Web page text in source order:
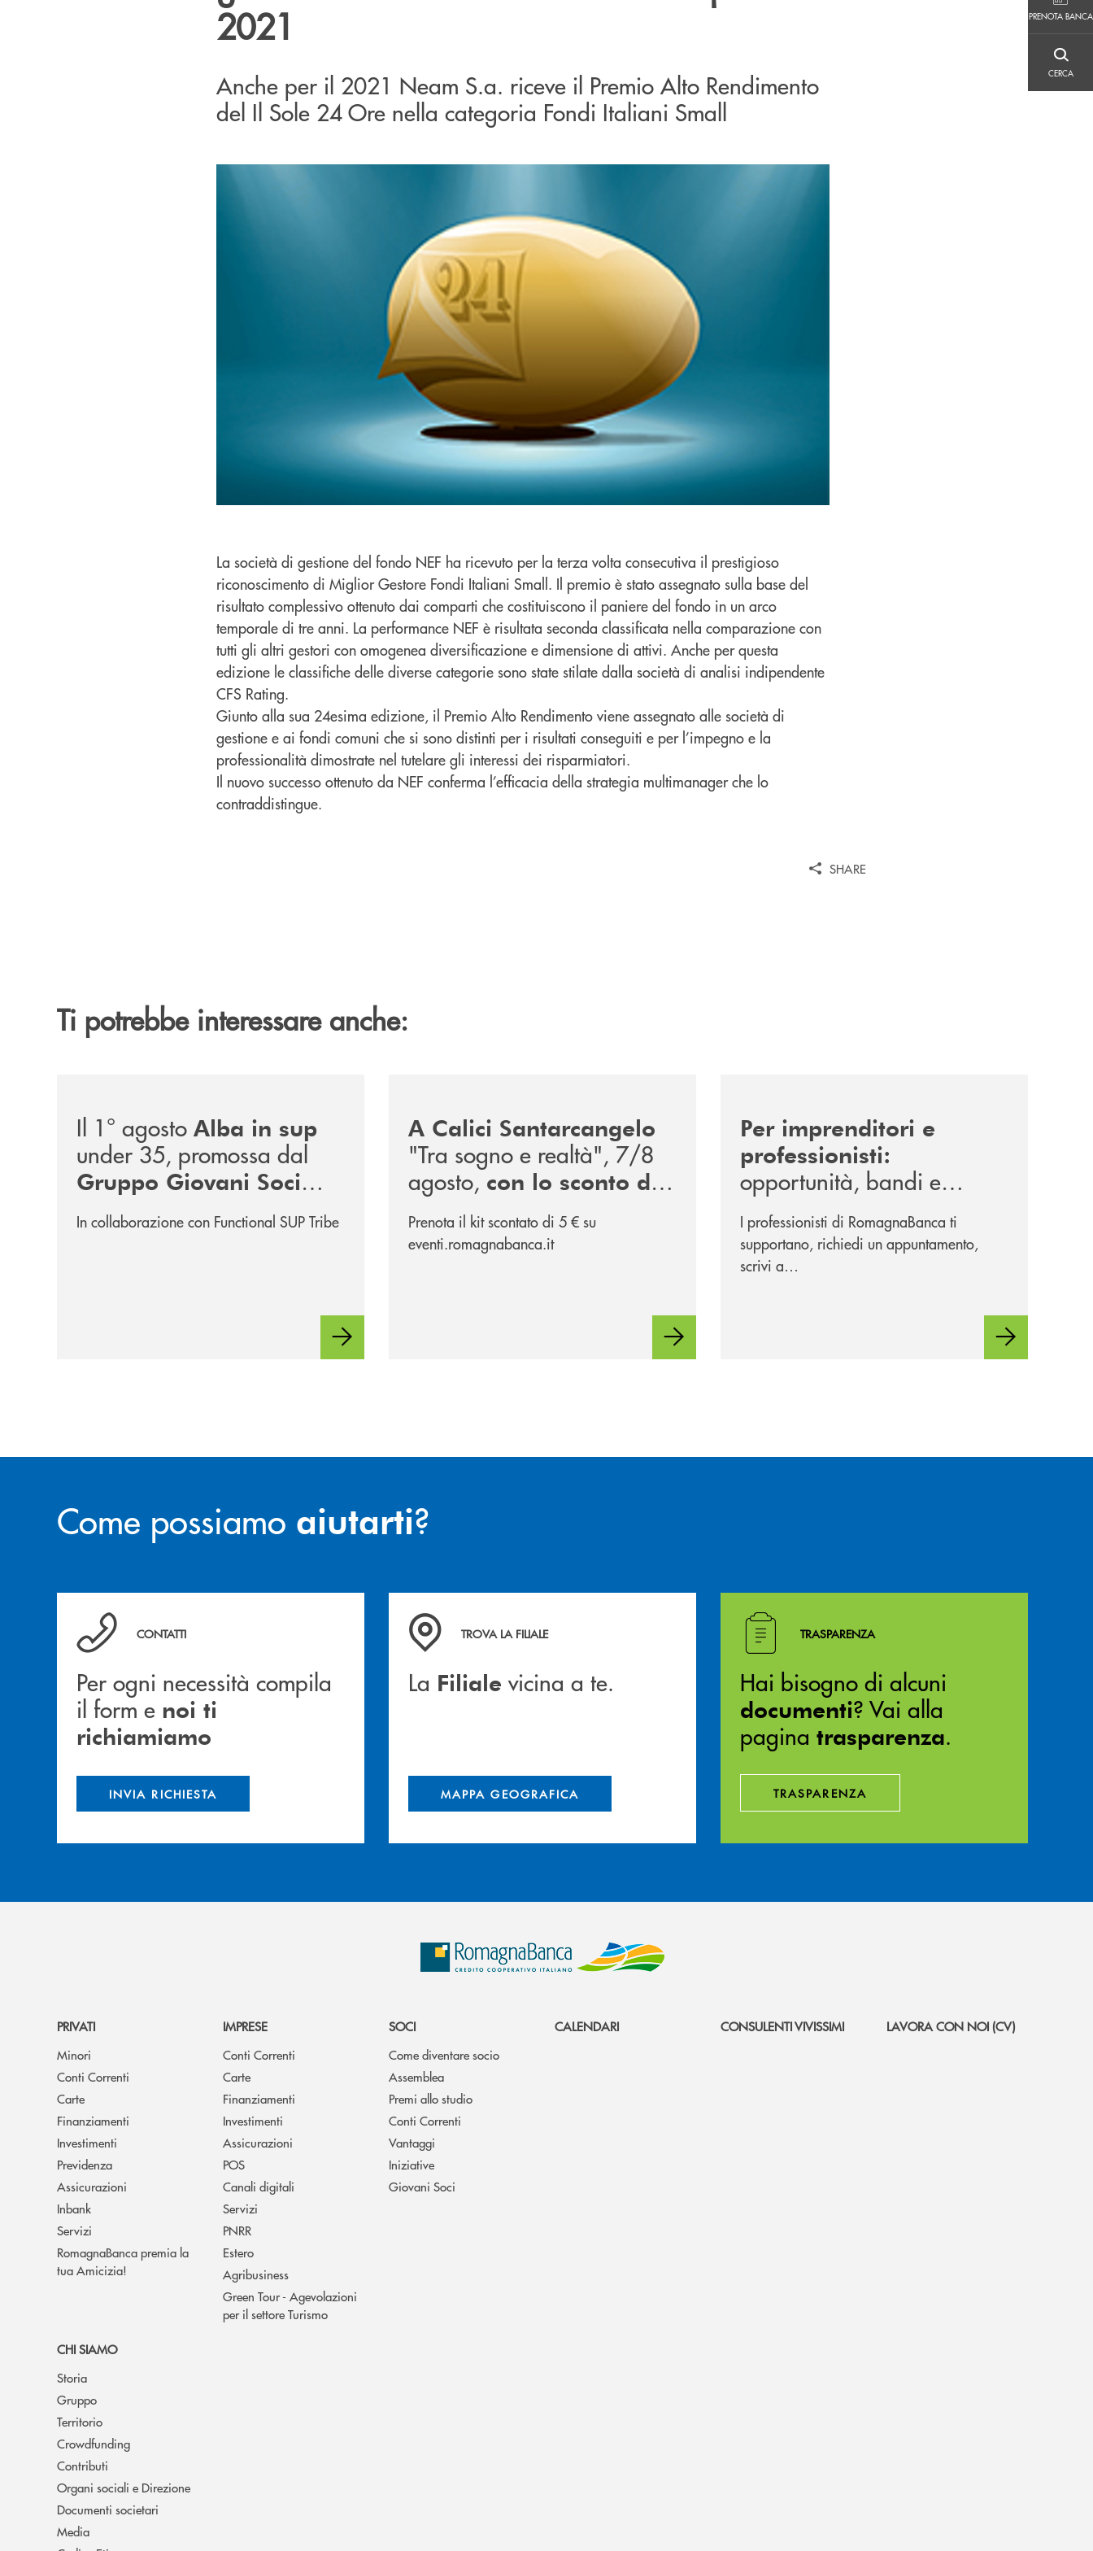
PRENOTA BANCA
CERCA
2021
Anche per il 2021 Neam S.a. riceve il Premio Alto Rendimento
del Il Sole 24 Ore nella categoria Fondi Italiani Small
La società di gestione del fondo NEF ha ricevuto per la terza volta consecutiva il prestigioso
riconoscimento di Miglior Gestore Fondi Italiani Small. Il premio è stato assegnato sulla base del
risultato complessivo ottenuto dai comparti che costituiscono il paniere del fondo in un arco
temporale di tre anni. La performance NEF è risultata seconda classificata nella comparazione con
tutti gli altri gestori con omogenea diversificazione e dimensione di attivi. Anche per questa
edizione le classifiche delle diverse categorie sono state stilate dalla società di analisi indipendente
CFS Rating.
Giunto alla sua 24esima edizione, il Premio Alto Rendimento viene assegnato alle società di
gestione e ai fondi comuni che si sono distinti per i risultati conseguiti e per l’impegno e la
professionalità dimostrate nel tutelare gli interessi dei risparmiatori.
Il nuovo successo ottenuto da NEF conferma l’efficacia della strategia multimanager che lo
contraddistingue.
SHARE
Ti potrebbe interessare anche:
Il 1° agosto Alba in sup
under 35, promossa dal
Gruppo Giovani Soci
RomagnaBanca
In collaborazione con Functional SUP Tribe
A Calici Santarcangelo
"Tra sogno e realtà", 7/8
agosto,con lo sconto di
RomagnaBanca
dell'evento
Prenota il kit scontato di 5 € su
eventi.romagnabanca.it
Per imprenditori e
professionisti:
opportunità, bandi e
agevolazioni per investire
nel 2026
I professionisti di RomagnaBanca ti
supportano, richiedi un appuntamento,
scrivi a
Come possiamo aiutarti?
Per ogni necessità compila il form e noi ti richiamiamo
CONTATTI
Per ogni necessità compila
il form e noi ti
richiamiamo
INVIA RICHIESTA
La&nbsp; Filiale &nbsp;vicina a te. &nbsp;
TROVA LA FILIALE
La Filiale vicina a te.
MAPPA GEOGRAFICA
Hai bisogno di alcuni documenti ? Vai alla pagina
TRASPARENZA
Hai bisogno di alcuni
documenti? Vai alla
pagina trasparenza.
TRASPARENZA
PRIVATI
Minori
Conti Correnti
Carte
Finanziamenti
Investimenti
Previdenza
Assicurazioni
Inbank
Servizi
RomagnaBanca premia la
tua Amicizia!
IMPRESE
Conti Correnti
Carte
Finanziamenti
Investimenti
Assicurazioni
POS
Canali digitali
Servizi
PNRR
Estero
Agribusiness
Green Tour - Agevolazioni
per il settore Turismo
SOCI
Come diventare socio
Assemblea
Premi allo studio
Conti Correnti
Vantaggi
Iniziative
Giovani Soci
CALENDARI CONSULENTI VIVISSIMI LAVORA CON NOI (CV)
CHI SIAMO
Storia
Gruppo
Territorio
Crowdfunding
Contributi
Organi sociali e Direzione
Documenti societari
Media